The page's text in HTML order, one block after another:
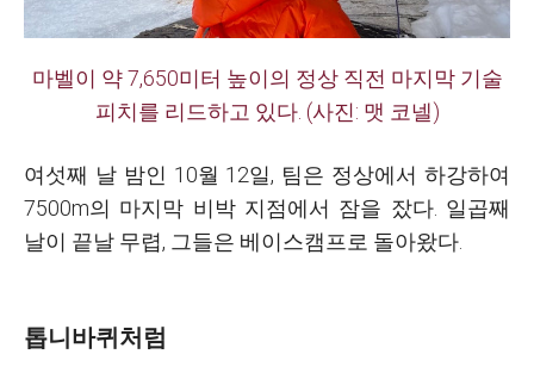
마벨이 약 7,650미터 높이의 정상 직전 마지막 기술
피치를 리드하고 있다. (사진: 맷 코넬)
여섯째 날 밤인 10월 12일, 팀은 정상에서 하강하여
7500m의 마지막 비박 지점에서 잠을 잤다. 일곱째
날이 끝날 무렵, 그들은 베이스캠프로 돌아왔다.
톱니바퀴처럼